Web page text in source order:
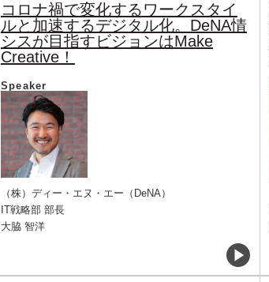
コロナ禍で変化するワークスタイ
ルと加速するデジタル化。DeNA情
シスが目指すビジョンはMake
Creative！
Speaker
（株）ディー・エヌ・エー（DeNA）
IT戦略部 部長
大脇 智洋